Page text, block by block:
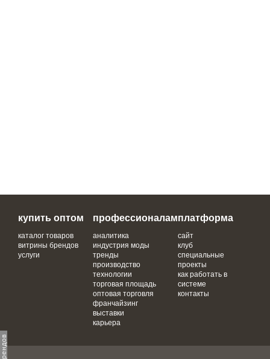
купить оптом
каталог товаров
витрины брендов
услуги
профессионалам
аналитика
индустрия моды
тренды
производство
технологии
торговая площадь
оптовая торговля
франчайзинг
выставки
карьера
платформа
сайт
клуб
специальные
проекты
как работать в
системе
контакты